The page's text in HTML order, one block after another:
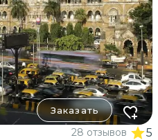
Заказать
28 отзывов 5